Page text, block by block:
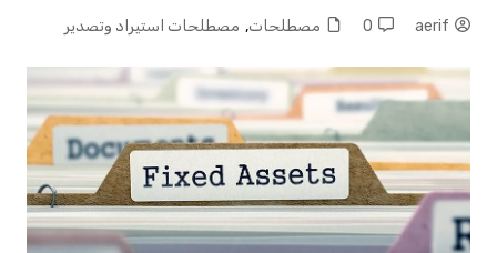
aerif
0 مصطلحات, مصطلحات استيراد وتصدير